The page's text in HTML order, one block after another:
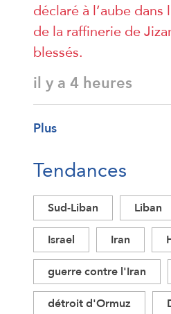
déclaré à l’aube
de la raffinerie de
blessés.
il y a 4 heures
Plus
Tendances
Sud-Liban Liban
Israel
Iran
guerre contre l'Iran
détroit d'Ormuz